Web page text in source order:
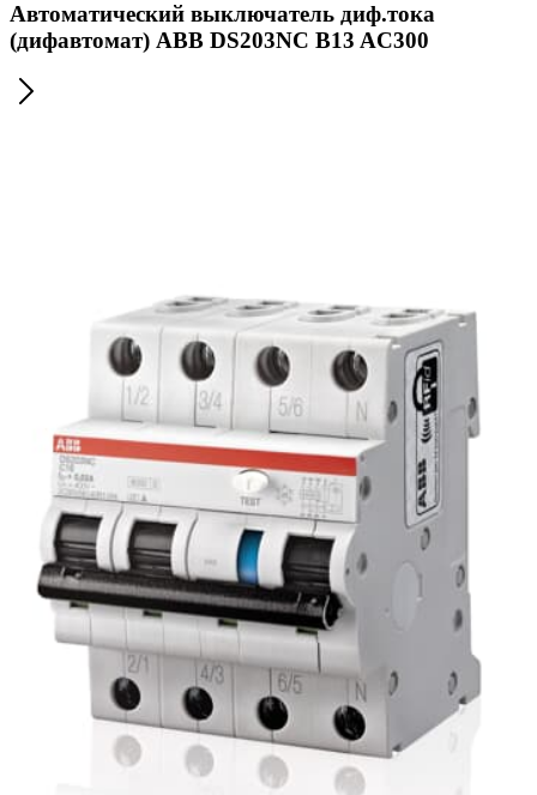
Автоматический выключатель диф.тока
(дифавтомат) ABB DS203NC B13 AC300